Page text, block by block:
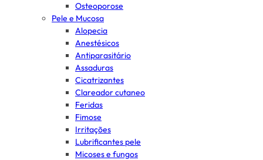
Osteoporose
Pele e Mucosa
Alopecia
Anestésicos
Antiparasitário
Assaduras
Cicatrizantes
Clareador cutaneo
Feridas
Fimose
Irritações
Lubrificantes pele
Micoses e fungos